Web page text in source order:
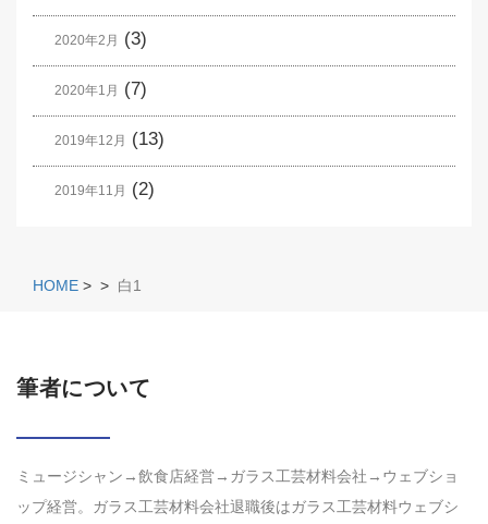
2020年2月 (3)
2020年1月 (7)
2019年12月 (13)
2019年11月 (2)
HOME > > 白1
筆者について
ミュージシャン→飲食店経営→ガラス工芸材料会社→ウェブショ
ップ経営。ガラス工芸材料会社退職後はガラス工芸材料ウェブシ